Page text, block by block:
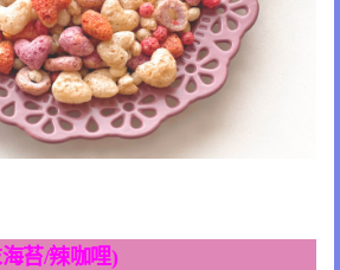
苔/辣咖哩)